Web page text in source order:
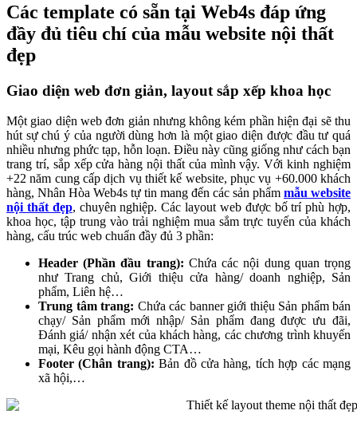
Các template có sẵn tại Web4s đáp ứng
đầy đủ tiêu chí của mẫu website nội thất
đẹp
Giao diện web đơn giản, layout sắp xếp khoa học
Một giao diện web đơn giản nhưng không kém phần hiện đại sẽ thu
hút sự chú ý của người dùng hơn là một giao diện được đầu tư quá
nhiều nhưng phức tạp, hỗn loạn. Điều này cũng giống như cách bạn
trang trí, sắp xếp cửa hàng nội thất của mình vậy. Với kinh nghiệm
+22 năm cung cấp dịch vụ thiết kế website, phục vụ +60.000 khách
hàng, Nhân Hòa Web4s tự tin mang đến các sản phẩm mẫu website
nội thất đẹp, chuyên nghiệp. Các layout web được bố trí phù hợp,
khoa học, tập trung vào trải nghiệm mua sắm trực tuyến của khách
hàng, cấu trúc web chuẩn đầy đủ 3 phần:
Header (Phần đầu trang): Chứa các nội dung quan trọng
như Trang chủ, Giới thiệu cửa hàng/ doanh nghiệp, Sản
phẩm, Liên hệ…
Trung tâm trang: Chứa các banner giới thiệu Sản phẩm bán
chạy/ Sản phẩm mới nhập/ Sản phẩm đang được ưu đãi,
Đánh giá/ nhận xét của khách hàng, các chương trình khuyến
mại, Kêu gọi hành động CTA…
Footer (Chân trang): Bản đồ cửa hàng, tích hợp các mạng
xã hội,…